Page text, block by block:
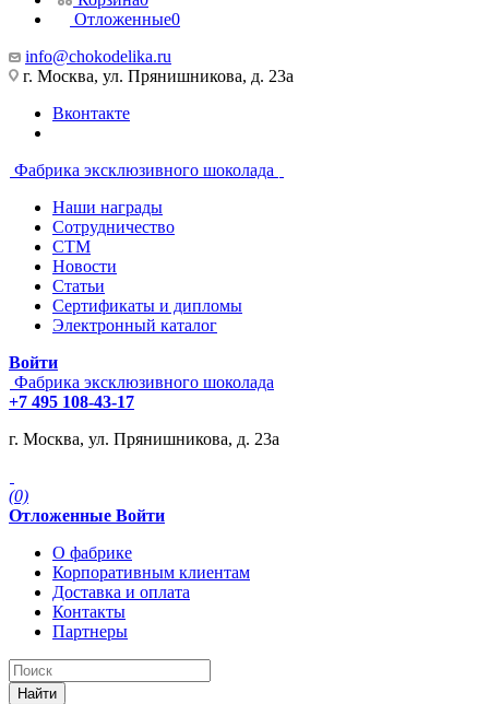
Отложенные0
info@chokodelika.ru
г. Москва, ул. Прянишникова, д. 23а
Вконтакте
Фабрика эксклюзивного шоколада
Наши награды
Сотрудничество
СТМ
Новости
Статьи
Сертификаты и дипломы
Электронный каталог
Войти
Фабрика эксклюзивного шоколада
+7 495 108-43-17
г. Москва, ул. Прянишникова, д. 23а
(0)
Отложенные Войти
О фабрике
Корпоративным клиентам
Доставка и оплата
Контакты
Партнеры
Найти